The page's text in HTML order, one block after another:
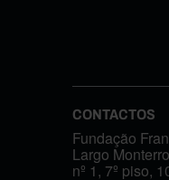
CONTACTOS
Fundação
Largo
nº 1, 7º piso,